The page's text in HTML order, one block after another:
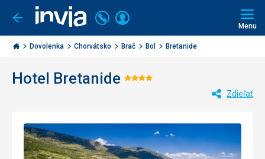
Ísť
späť
Invia.sk
Volajte
+421
2
3221
Prihlásiť
Menu
Dovolenka Chorvátsko Brač Bol Bretanide
Hotel Bretanide Hodnotenie:
Zdieľať